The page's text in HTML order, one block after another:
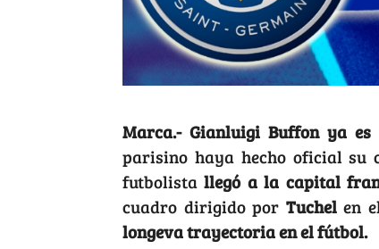
Marca.-Gianluigi Buffon ya es
parisino haya hecho oficial su
futbolistallegó a la capital
cuadro dirigido por Tuchelen
longeva trayectoria en el fútbol.